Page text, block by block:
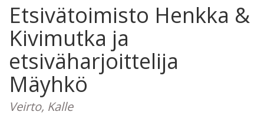
Etsivätoimisto Henkka &
Kivimutka ja
etsiväharjoittelija
Mäyhkö
Veirto, Kalle